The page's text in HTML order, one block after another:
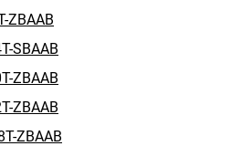
ZBAAB
SBAAB
ZBAAB
ZBAAB
ZBAAB